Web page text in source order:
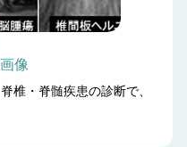
像
椎・脊髄疾患の診断で、